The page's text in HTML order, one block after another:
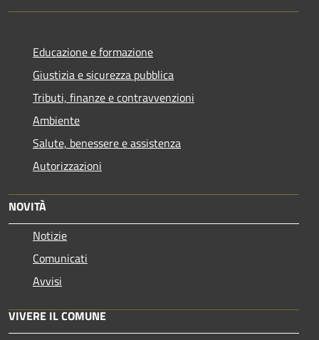
Educazione e formazione
Giustizia e sicurezza pubblica
Tributi, finanze e contravvenzioni
Ambiente
Salute, benessere e assistenza
Autorizzazioni
NOVITÀ
Notizie
Comunicati
Avvisi
VIVERE IL COMUNE